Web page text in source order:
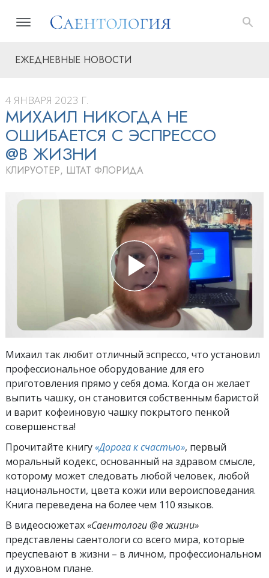
ЕЖЕДНЕВНЫЕ НОВОСТИ
4 ЯНВАРЯ 2023 Г.
МИХАИЛ НИКОГДА НЕ
ОШИБАЕТСЯ С ЭСПРЕССО
@В ЖИЗНИ
КЛИРУОТЕР, ШТАТ ФЛОРИДА
Михаил так любит отличный эспрессо, что установил
профессиональное оборудование для его
приготовления прямо у себя дома. Когда он желает
выпить чашку, он становится собственным баристой
и варит кофеиновую чашку покрытого пенкой
совершенства!
Прочитайте книгу«Дорога к счастью», первый
моральный кодекс, основанный на здравом смысле,
которому может следовать любой человек, любой
национальности, цвета кожи или вероисповедания.
Книга переведена на более чем 110 языков.
В видеосюжетах«Саентологи @в жизни»
представлены саентологи со всего мира, которые
преуспевают в жизни – в личном, профессиональном
и духовном плане.